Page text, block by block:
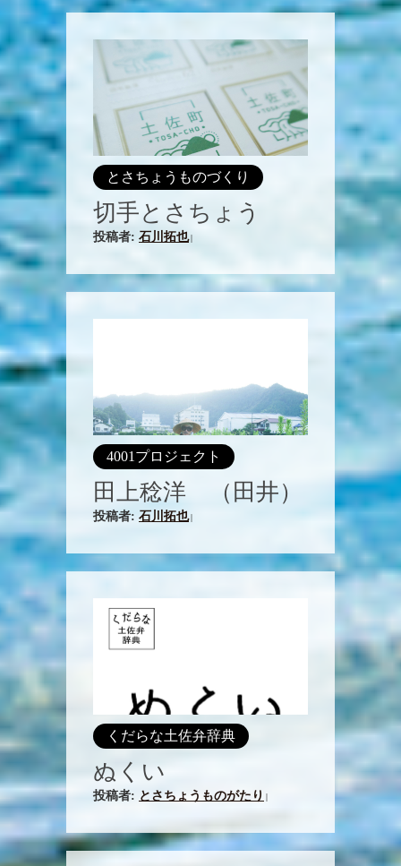
とさちょうものづくり
切手とさちょう
投稿者: 石川拓也|
4001プロジェクト
田上稔洋 （田井）
投稿者: 石川拓也|
くだらな土佐弁辞典
ぬくい
投稿者: とさちょうものがたり